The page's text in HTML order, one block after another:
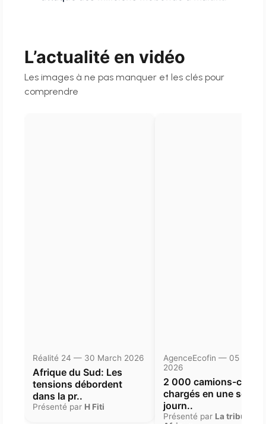
L’actualité en vidéo
Les images à ne pas manquer et les clés pour
comprendre
Réalité 24 — 30 March 2026
Afrique du Sud: Les
tensions débordent
dans la pr..
Présenté par H Fiti
AgenceEcofin — 05
2026
2 000 camions-
chargés en une seule
journ..
Présenté par La tribune